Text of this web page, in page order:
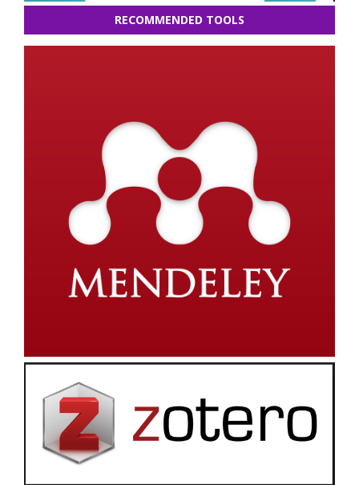
RECOMMENDED TOOLS